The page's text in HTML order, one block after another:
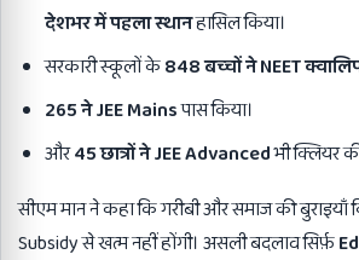
देशभर में पहला स्थानहासिल किया।
सरकारी स्कूलों के848बच्चों नेNEET
265नेJEE Mainsपास किया।
और45छात्रों नेJEE Advancedभी क्लियर
सीएम मान ने कहा कि गरीबी और समाज की बुराइयाँ
Subsidy से खत्म नहीं होंगी। असली बदलाव सिर्फ़